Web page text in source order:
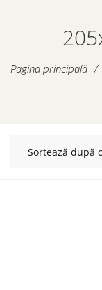
Pagina principală /